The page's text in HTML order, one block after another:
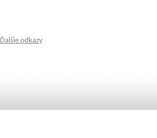
Ďalšie odkazy